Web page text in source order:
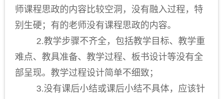
师课程思政的内容比较空洞，没有融入过程，特
别生硬；有的老师没有课程思政的内容。
2.教学步骤不齐全，包括教学目标、教学重
难点、教具准备、教学过程、板书设计等没有全
部呈现。教学过程设计简单不细致；
3.没有课后小结或课后小结不具体，应该针